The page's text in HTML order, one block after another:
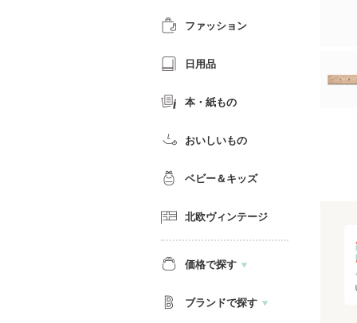
ファッション
日用品
本・紙もの
おいしいもの
ベビー＆キッズ
北欧ヴィンテージ
価格で探す
ブランドで探す